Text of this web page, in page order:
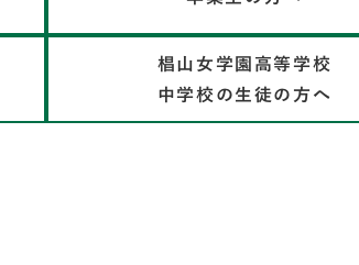
椙山女学園高等学校
中学校の生徒の方へ